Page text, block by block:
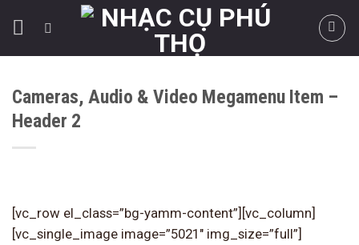
Cameras, Audio & Video Megamenu Item –
Header 2
[vc_row el_class=”bg-yamm-content”][vc_column]
[vc_single_image image=”5021″ img_size=”full”]